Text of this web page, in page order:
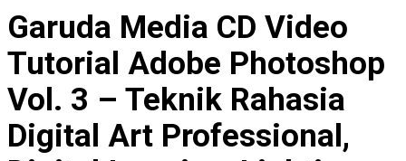
Garuda Media CD Video
Tutorial Adobe Photoshop
Vol. 3 – Teknik Rahasia
Digital Art Professional,